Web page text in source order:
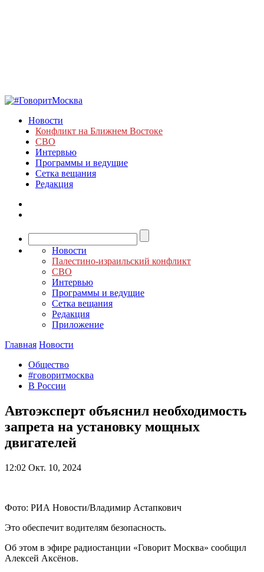
Новости
Конфликт на Ближнем Востоке
СВО
Интервью
Программы и ведущие
Сетка вещания
Редакция
Новости
Палестино-израильский конфликт
СВО
Интервью
Программы и ведущие
Сетка вещания
Редакция
Приложение
Главная Новости
Общество
#говоритмосква
В России
Автоэксперт объяснил необходимость
запрета на установку мощных
двигателей
12:02 Окт. 10, 2024
Фото: РИА Новости/Владимир Астапкович
Это обеспечит водителям безопасность.
Об этом в эфире радиостанции «Говорит Москва» сообщил
Алексей Аксёнов.